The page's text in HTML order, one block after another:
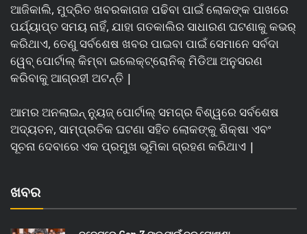
ଆଜିକାଲି, ମୁଦ୍ରିତ ଖବରକାଗଜ ପଢିବା ପାଇଁ ଲୋକଙ୍କ ପାଖରେ
ପର୍ଯ୍ୟାପ୍ତ ସମୟ ନାହିଁ, ଯାହା ଗତକାଲିର ସାଧାରଣ ଘଟଣାକୁ କଭର୍
କରିଥାଏ, ତେଣୁ ସର୍ବଶେଷ ଖବର ପାଇବା ପାଇଁ ସେମାନେ ସର୍ବଦା
ୱେବ୍ ପୋର୍ଟାଲ୍ କିମ୍ବା ଇଲେକ୍ଟ୍ରୋନିକ୍ ମିଡିଆ ଅନୁସରଣ
କରିବାକୁ ଆଗ୍ରହୀ ଅଟନ୍ତି |
ଆମର ଅନଲାଇନ୍ ନ୍ୟୁଜ୍ ପୋର୍ଟାଲ୍ ସମଗ୍ର ବିଶ୍ୱରେ ସର୍ବଶେଷ
ଅଦ୍ୟତନ, ସାମ୍ପ୍ରତିକ ଘଟଣା ସହିତ ଲୋକଙ୍କୁ ଶିକ୍ଷା ଏବଂ
ସୂଚନା ଦେବାରେ ଏକ ପ୍ରମୁଖ ଭୂମିକା ଗ୍ରହଣ କରିଥାଏ |
ଖବର